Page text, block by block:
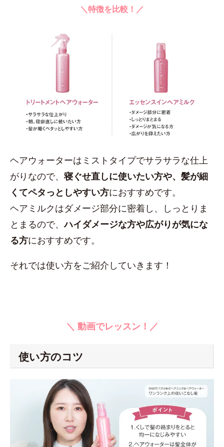
＼特徴を比較！／
ヘアウォーターはミストタイプでサラサラな仕上
がりなので、寝ぐせ直しに使いたい方や、髪が細
くてペタっとしやすい方におすすめです。
ヘアミルクはダメージ部分に密着し、しっとりま
とまるので、ハイダメージな方や広がりが気にな
る方におすすめです。
それでは使い方をご紹介していきます！
＼ 動画でレッスン！／
使い方のコツ